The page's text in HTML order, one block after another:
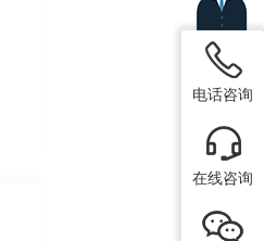
电话咨询
在线咨询